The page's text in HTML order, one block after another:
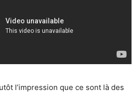
l’impression que ce sont là des